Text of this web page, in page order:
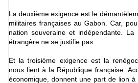
La deuxième exigence est le
militaires françaises au Gabon. Car,
nation souveraine et indépendante. La
étrangère ne se justifie pas.
Et la troisième exigence est la
nous lient à la République française.
économique, donnent une part de lion